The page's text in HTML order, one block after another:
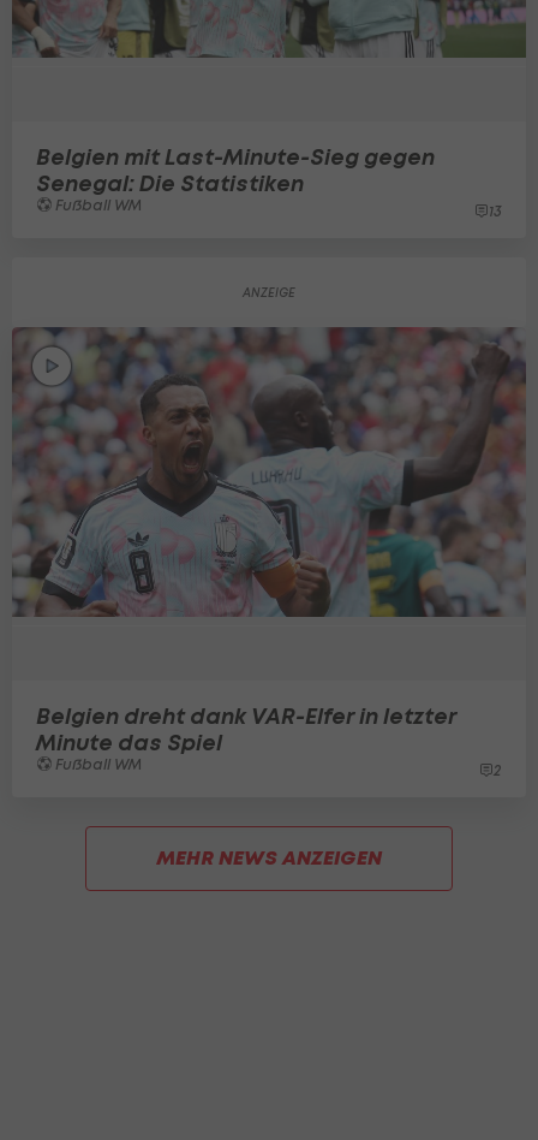
Belgien mit Last-Minute-Sieg gegen
Senegal: Die Statistiken
Fußball WM 13
Belgien dreht dank VAR-Elfer in letzter
Minute das Spiel
Fußball WM 2
MEHR NEWS ANZEIGEN